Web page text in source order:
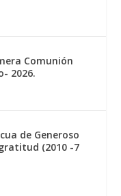
Comunión
2026.
de Generoso
(2010 -7